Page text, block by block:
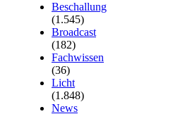
Beschallung
(1.545)
Broadcast
(182)
Fachwissen
(36)
Licht
(1.848)
News